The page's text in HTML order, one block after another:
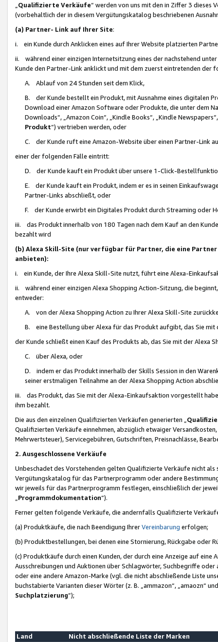
Qualifizierte Verkäufe“ werden von uns mit den in Ziffer 3
(vorbehaltlich der in diesem Vergütungskatalog beschriebenen
(a) Partner- Link auf Ihrer Site:
i. ein Kunde durch Anklicken eines auf Ihrer Website platzierten
ii. während einer einzigen Internetsitzung eines der nachstehend
Kunde den Partner-Link anklickt und mit dem zuerst eintretenden der
A. Ablauf von 24 Stunden seit dem Klick,
B. der Kunde bestellt ein Produkt, mit Ausnahme eines digitalen
Download einer Amazon Software oder Produkte, die unter dem
Downloads“, „Amazon Coin“, „Kindle Books“, „Kindle
Produkt“) vertrieben werden, oder
C. der Kunde ruft eine Amazon-Website über einen Partner-Link
einer der folgenden Fälle eintritt:
D. der Kunde kauft ein Produkt über unsere 1-Click-
E. der Kunde kauft ein Produkt, indem er es in seinen
Partner-Links abschließt, oder
F. der Kunde erwirbt ein Digitales Produkt durch Streaming oder
iii. das Produkt innerhalb von 180 Tagen nach dem Kauf an den
bezahlt wird
(b) Alexa Skill-Site (nur verfügbar für Partner, die eine
anbieten):
i. ein Kunde, der Ihre Alexa Skill-Site nutzt, führt eine Alexa-
ii. während einer einzigen Alexa Shopping Action-Sitzung, die
entweder:
A. von der Alexa Shopping Action zu Ihrer Alexa Skill-Site
B. eine Bestellung über Alexa für das Produkt aufgibt, das Sie mit
der Kunde schließt einen Kauf des Produkts ab, das Sie mit der Alexa
C. über Alexa, oder
D. indem er das Produkt innerhalb der Skills Session in den
seiner erstmaligen Teilnahme an der Alexa Shopping Action
iii. das Produkt, das Sie mit der Alexa-Einkaufsaktion vorgestellt
ihm bezahlt.
Die aus den einzelnen Qualifizierten Verkäufen generierten „
Qualifizierten Verkäufe einnehmen, abzüglich etwaiger
Mehrwertsteuer), Servicegebühren, Gutschriften, Preisnachlässe,
2. Ausgeschlossene Verkäufe
Unbeschadet des Vorstehenden gelten Qualifizierte Verkäufe nicht
Vergütungskatalog für das Partnerprogramm oder andere
wir jeweils für das Partnerprogramm festlegen, einschließlich der
Programmdokumentation“).
Ferner gelten folgende Verkäufe, die andernfalls Qualifizierte
(a) Produktkäufe, die nach Beendigung IhrerVereinbarung erfolgen;
(b) Produktbestellungen, bei denen eine Stornierung, Rückgabe oder
(c) Produktkäufe durch einen Kunden, der durch eine Anzeige auf
Ausschreibungen und Auktionen über Schlagwörter, Suchbegriffe
oder eine andere Amazon-Marke (vgl. die nicht abschließende Liste
buchstabierte Varianten dieser Wörter (z. B. „ammazon“, „amaozn“
Suchplatzierung”);
Land
Nicht abschließende Liste der Marken